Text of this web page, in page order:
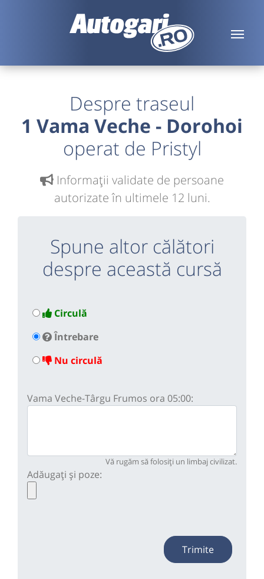
Despre traseul
1 Vama Veche - Dorohoi
operat de Pristyl
Informaţii validate de persoane
autorizate în ultimele 12 luni.
Spune altor călători
despre această cursă
Circulă
Întrebare
Nu circulă
Vama Veche-Târgu Frumos ora 05:00:
Vă rugăm să folosiți un limbaj civilizat.
Adăugați și poze:
Trimite